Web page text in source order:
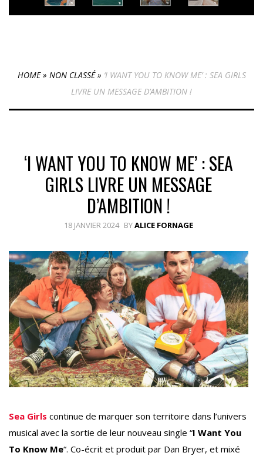
HOME» NON CLASSÉ» ‘I WANT YOU TO KNOW ME’ : SEA GIRLS
LIVRE UN MESSAGE D’AMBITION !
‘I WANT YOU TO KNOW ME’ : SEA
GIRLS LIVRE UN MESSAGE
D’AMBITION !
18 JANVIER 2024 BYALICE FORNAGE
Sea Girls continue de marquer son territoire dans l’univers
musical avec la sortie de leur nouveau single “I Want You
To Know Me“. Co-écrit et produit par Dan Bryer, et mixé